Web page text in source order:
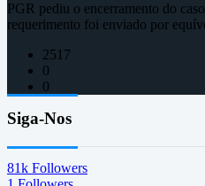
PGR pediu o encerramento do
requerimento foi enviado por
2517
0
0
Siga-Nos
81k Followers